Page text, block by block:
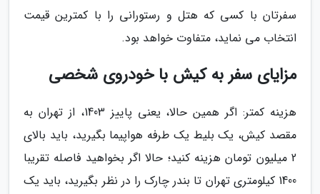
سفرتان با کسی که هتل و رستورانی را با کمترین قیمت
انتخاب می نماید، متفاوت خواهد بود.
مزایای سفر به کیش با خودروی شخصی
هزینه کمتر: اگر همین حالا، یعنی پاییز 1403، از تهران به
مقصد کیش، یک بلیط یک طرفه هواپیما بگیرید، باید بالای
2 میلیون تومان هزینه کنید؛ حالا اگر بخواهید فاصله تقریبا
1400 کیلومتری تهران تا بندر چارک را در نظر بگیرید، باید یک